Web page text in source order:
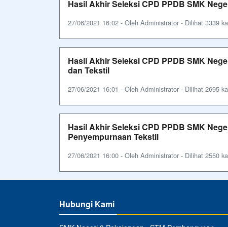
Hasil Akhir Seleksi CPD PPDB SMK
27/06/2021 16:02 - Oleh Administrator - Dilihat 3339
Hasil Akhir Seleksi CPD PPDB SMK
dan Tekstil
27/06/2021 16:01 - Oleh Administrator - Dilihat 2695
Hasil Akhir Seleksi CPD PPDB SMK
Penyempurnaan Tekstil
27/06/2021 16:00 - Oleh Administrator - Dilihat 2550
Hubungi Kami